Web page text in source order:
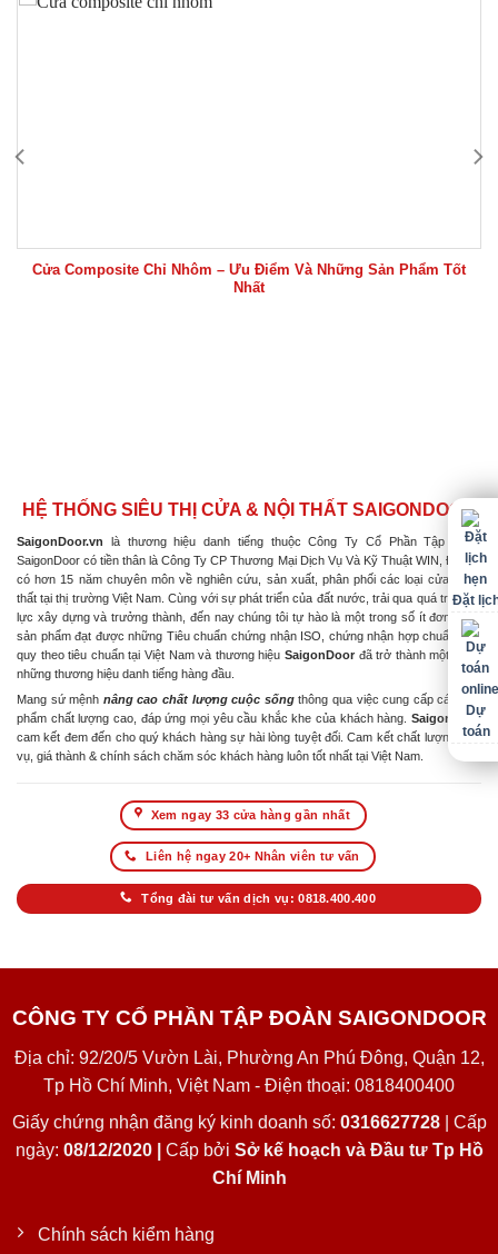
Cửa Composite Chỉ Nhôm – Ưu Điểm Và Những Sản Phẩm Tốt
Nhất
HỆ THỐNG SIÊU THỊ CỬA & NỘI THẤT SAIGONDOOR
SaigonDoor.vn là thương hiệu danh tiếng thuộc Công Ty Cổ Phần Tập Đoàn
SaigonDoor có tiền thân là Công Ty CP Thương Mại Dịch Vụ Và Kỹ Thuật WIN, Đơn vị
có hơn 15 năm chuyên môn về nghiên cứu, sản xuất, phân phối các loại cửa & nội
thất tại thị trường Việt Nam. Cùng với sự phát triển của đất nước, trải qua quá trình nỗ
lực xây dựng và trưởng thành, đến nay chúng tôi tự hào là một trong số ít đơn vị có
sản phẩm đạt được những Tiêu chuẩn chứng nhận ISO, chứng nhận hợp chuẩn hợp
quy theo tiêu chuẩn tại Việt Nam và thương hiệu SaigonDoor đã trở thành một trong
những thương hiệu danh tiếng hàng đầu.
Mang sứ mệnh nâng cao chất lượng cuộc sốngthông qua việc cung cấp các sản
phẩm chất lượng cao, đáp ứng mọi yêu cầu khắc khe của khách hàng. SaigonDoor
cam kết đem đến cho quý khách hàng sự hài lòng tuyệt đối. Cam kết chất lượng dịch
vụ, giá thành & chính sách chăm sóc khách hàng luôn tốt nhất tại Việt Nam.
Xem ngay 33 cửa hàng gần nhất
Liên hệ ngay 20+ Nhân viên tư vấn
Tổng đài tư vấn dịch vụ: 0818.400.400
CÔNG TY CỔ PHẦN TẬP ĐOÀN SAIGONDOOR
Địa chỉ: 92/20/5 Vườn Lài, Phường An Phú Đông, Quận 12,
Tp Hồ Chí Minh, Việt Nam - Điện thoại: 0818400400
Giấy chứng nhận đăng ký kinh doanh số: 0316627728| Cấp
ngày: 08/12/2020 | Cấp bởi Sở kế hoạch và Đầu tư Tp Hồ
Chí Minh
Chính sách kiểm hàng
Đặt
Dự
toán